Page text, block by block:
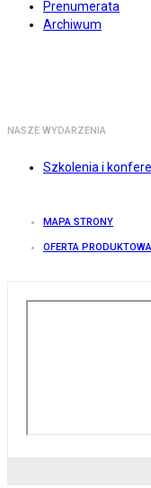
Prenumerata
Archiwum
NASZE WYDARZENIA
Szkolenia i
MAPA STRONY
OFERTA PRODUKTOWA